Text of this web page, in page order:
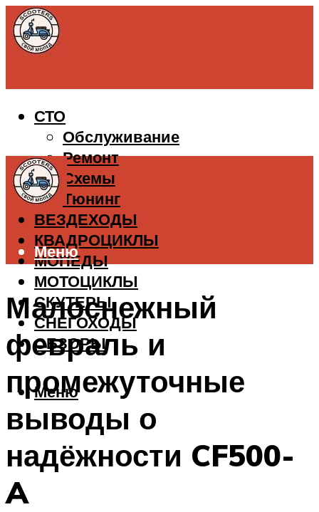
СТО
Обслуживание
Ремонт
Схемы
Тюнинг
ВЕЗДЕХОДЫ
КВАДРОЦИКЛЫ
МОПЕДЫ
МОТОЦИКЛЫ
СКУТЕРЫ
СНЕГОХОДЫ
ОБЗОРЫ
Меню
Меню
Малоснежный
февраль и
промежуточные
выводы о
надёжности CF500-
A